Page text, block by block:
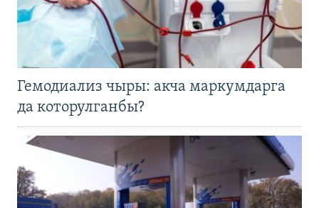
Гемодиализ чыры: акча маркумдарга
да которулганбы?